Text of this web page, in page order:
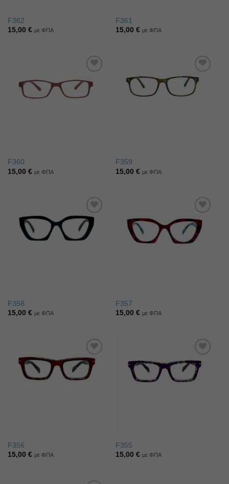
F362
15,00 € με ΦΠΑ
F361
15,00€ με ΦΠΑ
Πρόσθήκη
στην λίστα
επιθυμιών
F360
15,00 € με ΦΠΑ
Πρόσθήκη
στην λίστα
επιθυμιών
F359
15,00€ με ΦΠΑ
Πρόσθήκη
στην λίστα
επιθυμιών
F358
15,00 € με ΦΠΑ
Πρόσθήκη
στην λίστα
επιθυμιών
F357
15,00€ με ΦΠΑ
Πρόσθήκη
στην λίστα
επιθυμιών
F356
15,00 € με ΦΠΑ
Πρόσθήκη
στην λίστα
επιθυμιών
F355
15,00€ με ΦΠΑ